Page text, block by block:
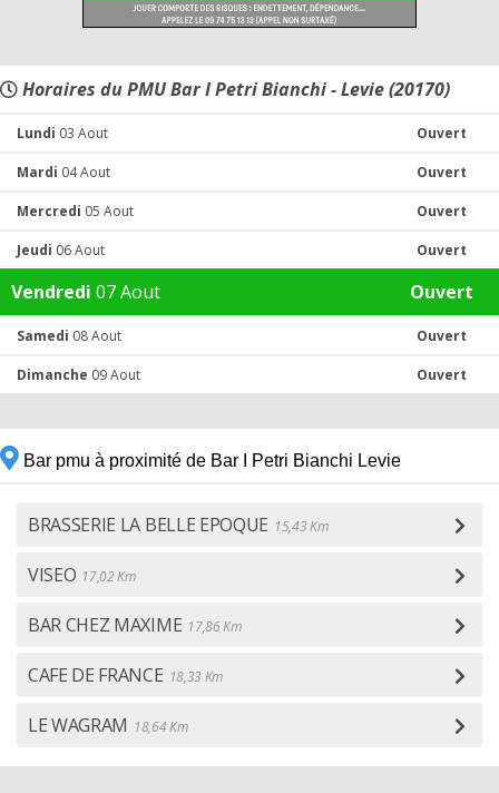
Horaires du PMU Bar I Petri Bianchi - Levie (20170)
Lundi 03 Aout Ouvert
Mardi 04 Aout Ouvert
Mercredi 05 Aout Ouvert
Jeudi 06 Aout Ouvert
Vendredi 07 Aout Ouvert
Samedi 08 Aout Ouvert
Dimanche 09 Aout Ouvert
Bar pmu à proximité de Bar I Petri Bianchi Levie
BRASSERIE LA BELLE EPOQUE 15,43 Km
VISEO 17,02 Km
BAR CHEZ MAXIME 17,86 Km
CAFE DE FRANCE 18,33 Km
LE WAGRAM 18,64 Km